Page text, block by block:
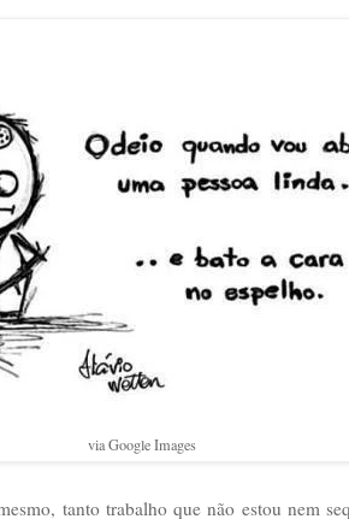
via Google Images
tanto trabalho que não estou nem